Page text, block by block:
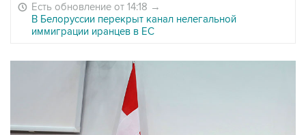
Есть обновление от 14:18 →
В Белоруссии перекрыт канал нелегальной
иммиграции иранцев в ЕС